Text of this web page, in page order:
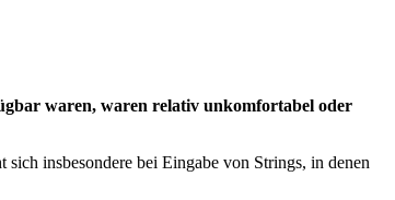
waren, waren relativ unkomfortabel oder
insbesondere bei Eingabe von Strings, in denen